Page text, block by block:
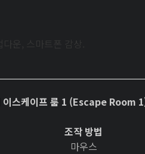
이스케이프 룸 1 (Escape Room
조작 방법
마우스